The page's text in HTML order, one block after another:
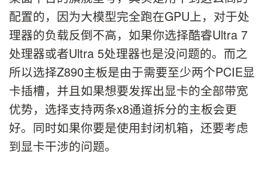
配置的，因为大模型完全跑在GPU上，对于处
理器的负载反倒不高，如果你选择酷睿Ultra 7
处理器或者Ultra 5处理器也是没问题的。而之
所以选择Z890主板是由于需要至少两个PCIE显
卡插槽，并且如果想要发挥出显卡的全部带宽
优势，选择支持两条x8通道拆分的主板会更
好。同时如果你要是使用封闭机箱，还要考虑
到显卡干涉的问题。